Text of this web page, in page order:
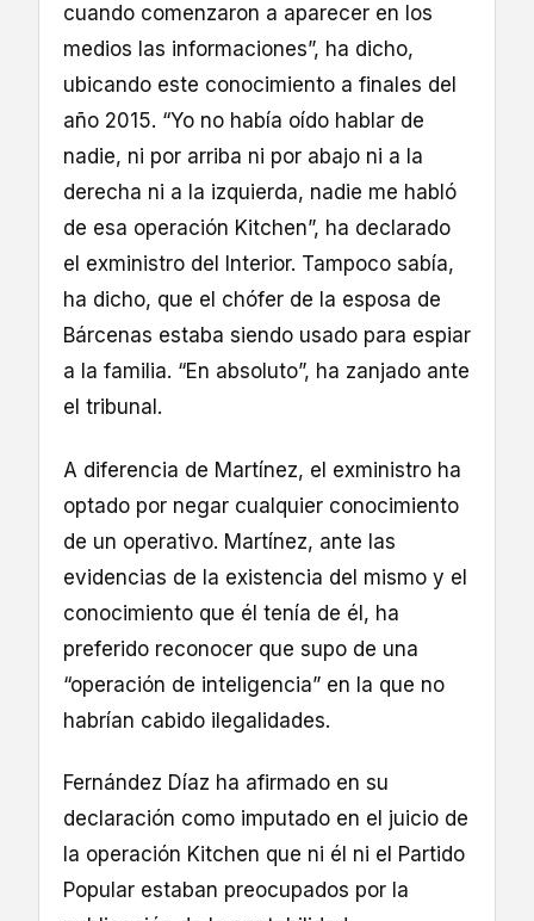
cuando comenzaron a aparecer en los
medios las informaciones”, ha dicho,
ubicando este conocimiento a finales del
año 2015. “Yo no había oído hablar de
nadie, ni por arriba ni por abajo ni a la
derecha ni a la izquierda, nadie me habló
de esa operación Kitchen”, ha declarado
el exministro del Interior. Tampoco sabía,
ha dicho, que el chófer de la esposa de
Bárcenas estaba siendo usado para espiar
a la familia. “En absoluto”, ha zanjado ante
el tribunal.
A diferencia de Martínez, el exministro ha
optado por negar cualquier conocimiento
de un operativo. Martínez, ante las
evidencias de la existencia del mismo y el
conocimiento que él tenía de él, ha
preferido reconocer que supo de una
“operación de inteligencia” en la que no
habrían cabido ilegalidades.
Fernández Díaz ha afirmado en su
declaración como imputado en el juicio de
la operación Kitchen que ni él ni el Partido
Popular estaban preocupados por la